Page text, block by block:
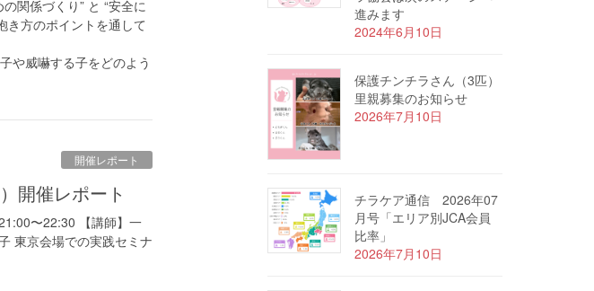
関係づくり” と “安全に
き方のポイントを通して
や威嚇する子をどのよう
開催レポート
開催レポート
〜22:30 【講師】一
東京会場での実践セミナ
進みます
2024年6月10日
保護チンチラさん（3匹）
里親募集のお知らせ
2026年7月10日
チラケア通信 2026年07
月号「エリア別JCA会員
比率」
2026年7月10日